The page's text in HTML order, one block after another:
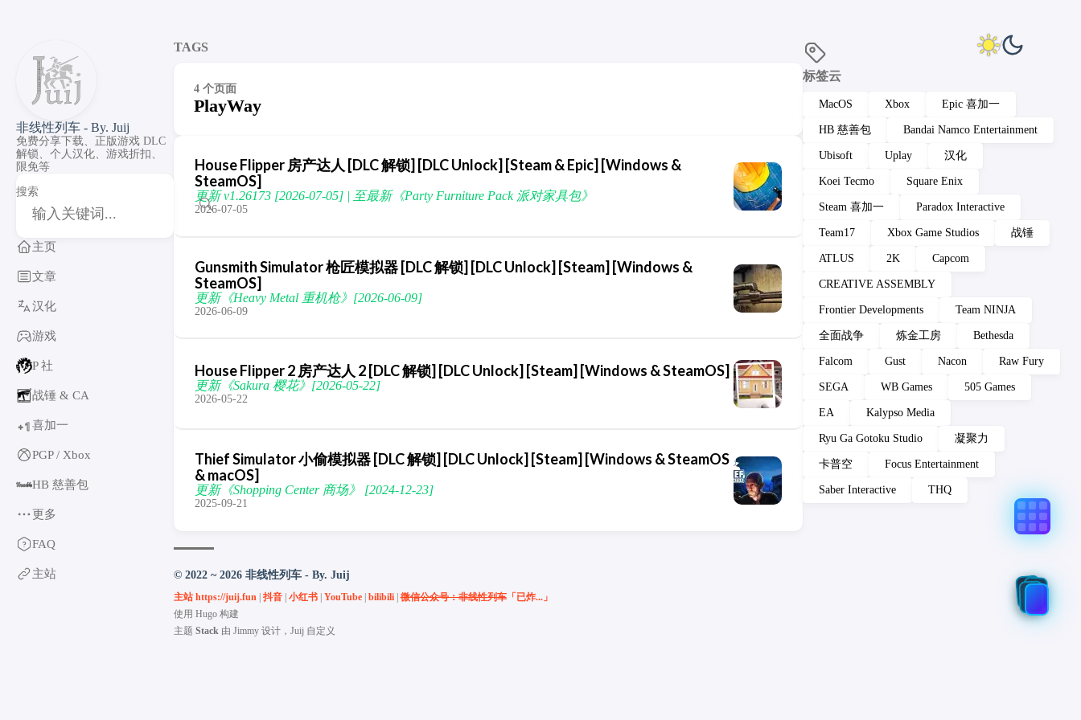
非线性列车 - By. Juij
免费分享下载、正版游戏 DLC
解锁、个人汉化、游戏折扣、
限免等
搜索
主页
文章
汉化
游戏
P 社
战锤 & CA
+1喜加一
PGP / Xbox
HB 慈善包
更多
FAQ
主站
标签云
MacOS Xbox Epic 喜加一
HB 慈善包 Bandai Namco Entertainment
Ubisoft Uplay 汉化
Koei Tecmo Square Enix
Steam 喜加一 Paradox Interactive
Team17 Xbox Game Studios 战锤
ATLUS 2K Capcom
CREATIVE ASSEMBLY
Frontier Developments Team NINJA
全面战争 炼金工房 Bethesda
Falcom Gust Nacon Raw Fury
SEGA WB Games 505 Games
EA Kalypso Media
Ryu Ga Gotoku Studio 凝聚力
卡普空 Focus Entertainment
Saber Interactive THQ
TAGS
4 个页面
PlayWay
House Flipper 房产达人 [DLC 解锁] [DLC Unlock] [Steam & Epic] [Windows &
SteamOS]
更新 v1.26173 [2026-07-05] | 至最新《Party Furniture Pack 派对家具包》
2026-07-05
Gunsmith Simulator 枪匠模拟器 [DLC 解锁] [DLC Unlock] [Steam] [Windows &
SteamOS]
更新《Heavy Metal 重机枪》[2026-06-09]
2026-06-09
House Flipper 2 房产达人 2 [DLC 解锁] [DLC Unlock] [Steam] [Windows & SteamOS]
更新《Sakura 樱花》[2026-05-22]
2026-05-22
Thief Simulator 小偷模拟器 [DLC 解锁] [DLC Unlock] [Steam] [Windows & SteamOS
& macOS]
更新《Shopping Center 商场》 [2024-12-23]
2025-09-21
© 2022 ~ 2026 非线性列车 - By. Juij
主站 https://juij.fun | 抖音| 小红书| YouTube| bilibili|微信公众号：非线性列车「已炸...」
使用 Hugo构建
主题 Stack 由 Jimmy设计，Juij 自定义